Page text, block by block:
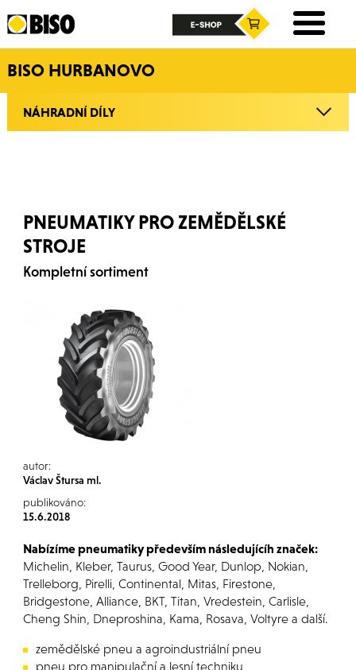
BISO HURBANOVO
NÁHRADNÍ DÍLY
PNEUMATIKY PRO ZEMĚDĚLSKÉ
STROJE
Kompletní sortiment
autor:
Václav Štursa ml.
publikováno:
15.6.2018
Nabízíme pneumatiky především následujícíh značek:
Michelin, Kleber, Taurus, Good Year, Dunlop, Nokian,
Trelleborg, Pirelli, Continental, Mitas, Firestone,
Bridgestone, Alliance, BKT, Titan, Vredestein, Carlisle,
Cheng Shin, Dneproshina, Kama, Rosava, Voltyre a další.
zemědělské pneu a agroindustriální pneu
pneu pro manipulační a lesní techniku